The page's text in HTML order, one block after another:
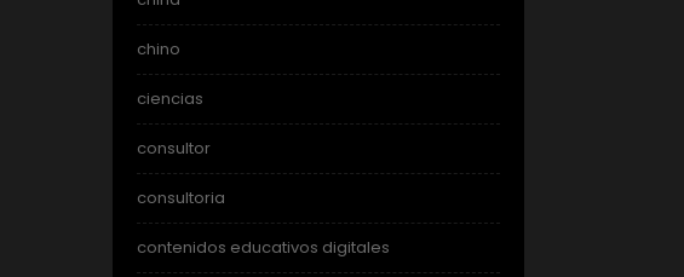
chino
ciencias
consultor
consultoria
contenidos educativos digitales